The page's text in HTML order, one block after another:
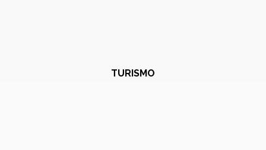
TURISMO